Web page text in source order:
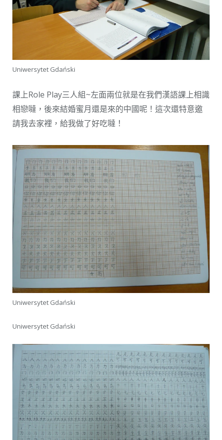
Uniwersytet Gdański
課上Role Play三人組~左面兩位就是在我們漢語課上相識
相戀噠，後來結婚蜜月還是來的中國呢！這次還特意邀
請我去家裡，給我做了好吃噠！
Uniwersytet Gdański
Uniwersytet Gdański